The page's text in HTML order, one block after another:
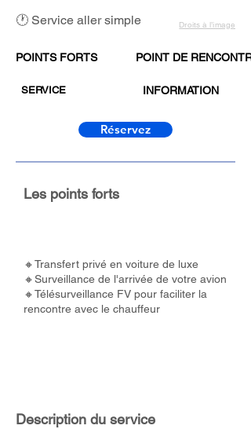
🕐 Service aller simple Droits à l’image
POINTS FORTS
SERVICE
POINT DE
INFORMATION
Réservez
Les points forts
🔸Transfert privé en voiture de luxe
🔸Surveillance de l'arrivée de votre avion
🔸Télésurveillance FV pour faciliter la
rencontre avec le chauffeur
Description du service